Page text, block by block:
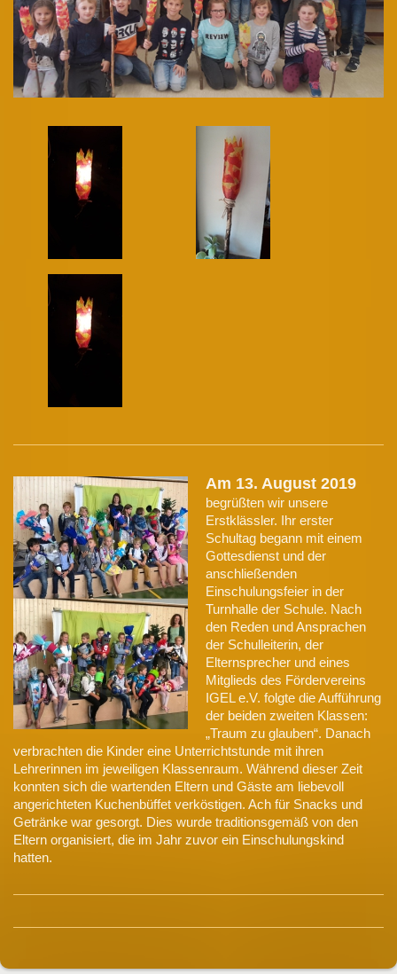
Am 13. August 2019
begrüßten wir unsere
Erstklässler. Ihr erster
Schultag begann mit einem
Gottesdienst und der
anschließenden
Einschulungsfeier in der
Turnhalle der Schule. Nach
den Reden und Ansprachen
der Schulleiterin, der
Elternsprecher und eines
Mitglieds des Fördervereins
IGEL e.V. folgte die Aufführung
der beiden zweiten Klassen:
„Traum zu glauben“. Danach
verbrachten die Kinder eine Unterrichtstunde mit ihren
Lehrerinnen im jeweiligen Klassenraum. Während dieser Zeit
konnten sich die wartenden Eltern und Gäste am liebevoll
angerichteten Kuchenbüffet verköstigen. Ach für Snacks und
Getränke war gesorgt. Dies wurde traditionsgemäß von den
Eltern organisiert, die im Jahr zuvor ein Einschulungskind
hatten.